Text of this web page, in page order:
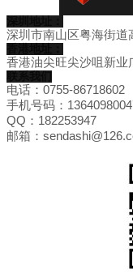
深圳市南山区粤海街道
香港油尖旺尖沙咀新业
电话：0755-86718602
手机号码：
QQ：182253947
邮箱：